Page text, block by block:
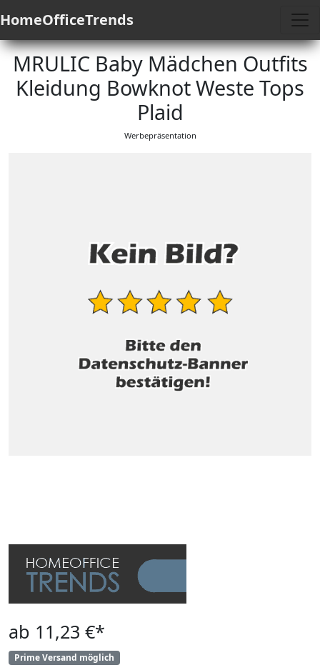
HomeOfficeTrends
MRULIC Baby Mädchen Outfits
Kleidung Bowknot Weste Tops
Plaid
Werbepräsentation
ab 11,23 €*
Prime Versand möglich